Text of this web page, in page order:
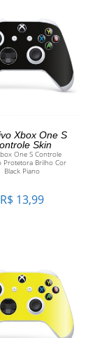
AO
Xbox One S
Skin
One S Controle
Protetora Brilho Cor
Black Piano
R$ 13,99